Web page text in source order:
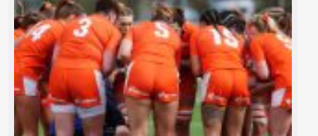
Onder 20 – jongens
Onder 18 – jongens
Onder 18 – meiden